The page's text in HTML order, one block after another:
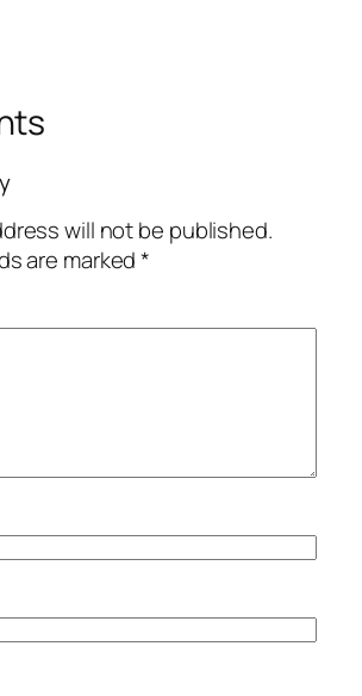
will not be published.
are marked*